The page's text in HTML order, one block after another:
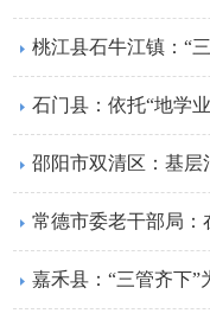
桃江县石牛江镇：“
石门县：依托“地学
邵阳市双清区：基层
常德市委老干部局：
嘉禾县：“三管齐下”